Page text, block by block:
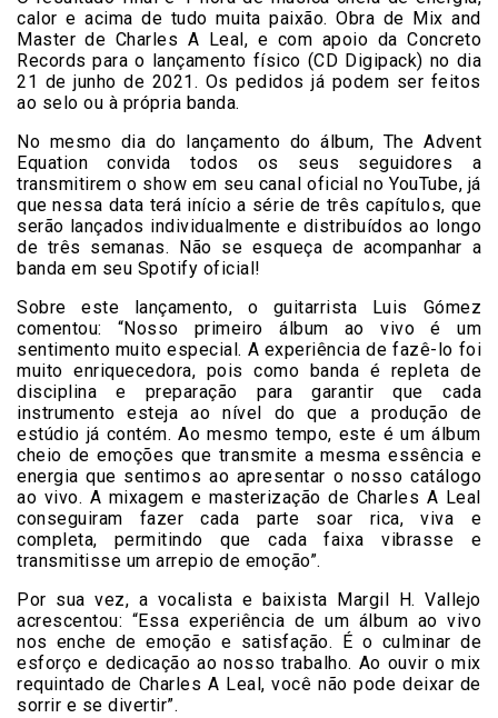
calor e acima de tudo muita paixão. Obra de Mix and
Master de Charles A Leal, e com apoio da Concreto
Records para o lançamento físico (CD Digipack) no dia
21 de junho de 2021. Os pedidos já podem ser feitos
ao selo ou à própria banda.
No mesmo dia do lançamento do álbum, The Advent
Equation convida todos os seus seguidores a
transmitirem o show em seu canal oficial no YouTube, já
que nessa data terá início a série de três capítulos, que
serão lançados individualmente e distribuídos ao longo
de três semanas. Não se esqueça de acompanhar a
banda em seu Spotify oficial!
Sobre este lançamento, o guitarrista Luis Gómez
comentou: “Nosso primeiro álbum ao vivo é um
sentimento muito especial. A experiência de fazê-lo foi
muito enriquecedora, pois como banda é repleta de
disciplina e preparação para garantir que cada
instrumento esteja ao nível do que a produção de
estúdio já contém. Ao mesmo tempo, este é um álbum
cheio de emoções que transmite a mesma essência e
energia que sentimos ao apresentar o nosso catálogo
ao vivo. A mixagem e masterização de Charles A Leal
conseguiram fazer cada parte soar rica, viva e
completa, permitindo que cada faixa vibrasse e
transmitisse um arrepio de emoção”.
Por sua vez, a vocalista e baixista Margil H. Vallejo
acrescentou: “Essa experiência de um álbum ao vivo
nos enche de emoção e satisfação. É o culminar de
esforço e dedicação ao nosso trabalho. Ao ouvir o mix
requintado de Charles A Leal, você não pode deixar de
sorrir e se divertir”.